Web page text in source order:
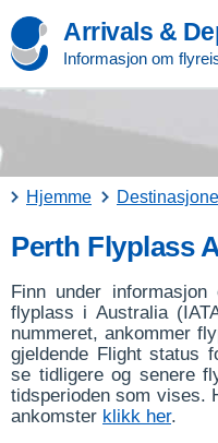
Arrivals &
Informasjon om
Hjemme
Perth Flyplass
Finn under
flyplass i Australia
nummeret, ankommer
gjeldende Flight status
se tidligere og senere
tidsperioden som vises.
ankomster klikk her.